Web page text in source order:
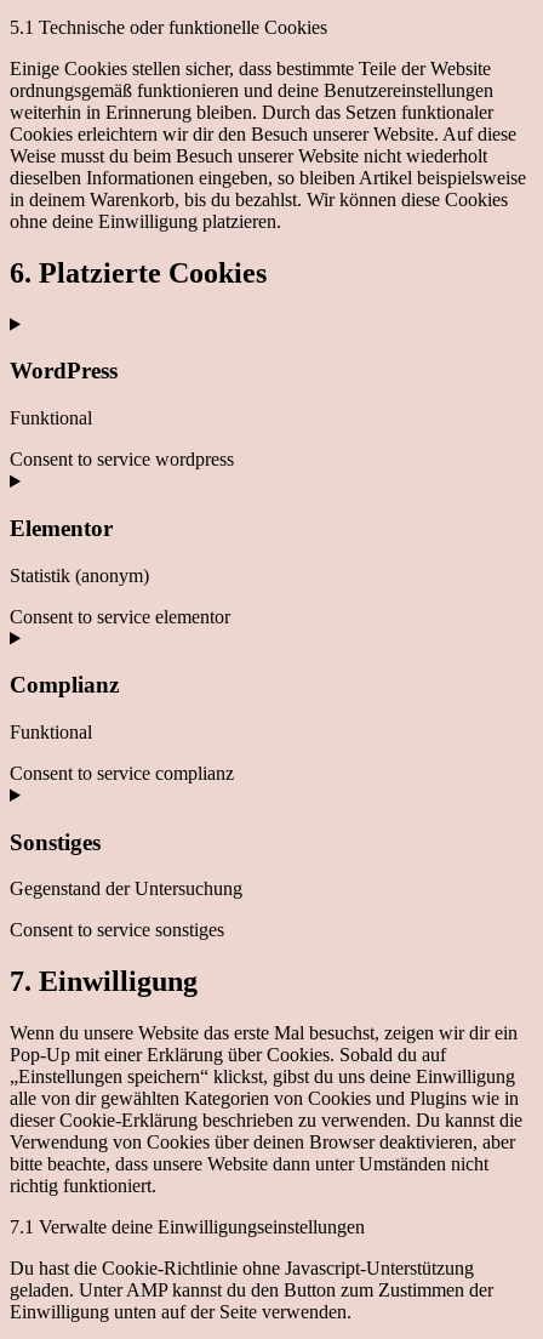
5.1 Technische oder funktionelle Cookies
Einige Cookies stellen sicher, dass bestimmte Teile der Website
ordnungsgemäß funktionieren und deine Benutzereinstellungen
weiterhin in Erinnerung bleiben. Durch das Setzen funktionaler
Cookies erleichtern wir dir den Besuch unserer Website. Auf diese
Weise musst du beim Besuch unserer Website nicht wiederholt
dieselben Informationen eingeben, so bleiben Artikel beispielsweise
in deinem Warenkorb, bis du bezahlst. Wir können diese Cookies
ohne deine Einwilligung platzieren.
6. Platzierte Cookies
WordPress
Funktional
Consent to service wordpress
Elementor
Statistik (anonym)
Consent to service elementor
Complianz
Funktional
Consent to service complianz
Sonstiges
Gegenstand der Untersuchung
Consent to service sonstiges
7. Einwilligung
Wenn du unsere Website das erste Mal besuchst, zeigen wir dir ein
Pop-Up mit einer Erklärung über Cookies. Sobald du auf
„Einstellungen speichern“ klickst, gibst du uns deine Einwilligung
alle von dir gewählten Kategorien von Cookies und Plugins wie in
dieser Cookie-Erklärung beschrieben zu verwenden. Du kannst die
Verwendung von Cookies über deinen Browser deaktivieren, aber
bitte beachte, dass unsere Website dann unter Umständen nicht
richtig funktioniert.
7.1 Verwalte deine Einwilligungseinstellungen
Du hast die Cookie-Richtlinie ohne Javascript-Unterstützung
geladen. Unter AMP kannst du den Button zum Zustimmen der
Einwilligung unten auf der Seite verwenden.